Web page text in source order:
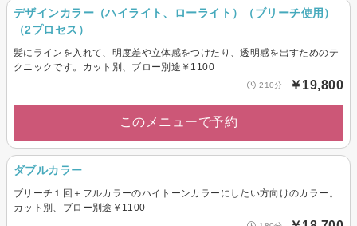
デザインカラー（ハイライト、ローライト）（ブリーチ使用）
（2プロセス）
髪にラインを入れて、明度差や立体感をつけたり、透明感を出すためのテ
クニックです。カット別、ブロー別途￥1100
210分 ￥19,800
このメニューで予約
ダブルカラー
ブリーチ１回＋フルカラーのハイトーンカラーにしたい方向けのカラー。
カット別、ブロー別途￥1100